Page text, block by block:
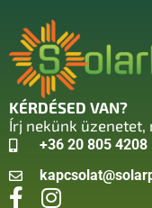
KÉRDÉSED VAN?
Írj nekünk
+36 20 805 4208